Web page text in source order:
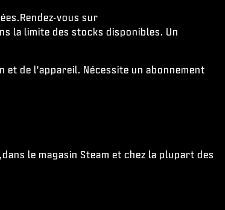
vous sur
la limite des stocks disponibles. Un
et de l'appareil. Nécessite un abonnement
le magasin Steam et chez la plupart des